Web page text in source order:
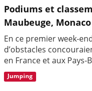
Podiums et
Maubeuge,
En ce premier week-
d’obstacles
en France et aux Pays-
Jumping